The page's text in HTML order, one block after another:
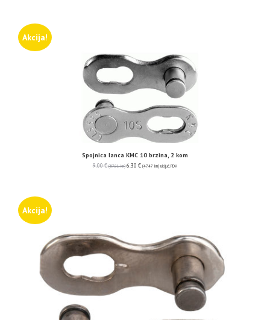
Akcija!
Spojnica lanca KMC 10 brzina, 2 kom
9.00€ (67.81 kn) 6.30 € (47.47 kn) uključ. PDV
Akcija!